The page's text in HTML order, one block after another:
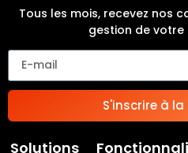
Tous les mois, recevez nos
gestion de
S'inscrire à
Solutions